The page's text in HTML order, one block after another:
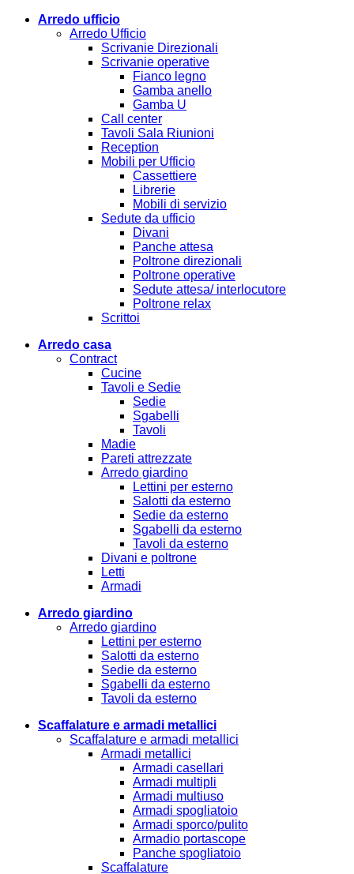
Arredo ufficio
Arredo Ufficio
Scrivanie Direzionali
Scrivanie operative
Fianco legno
Gamba anello
Gamba U
Call center
Tavoli Sala Riunioni
Reception
Mobili per Ufficio
Cassettiere
Librerie
Mobili di servizio
Sedute da ufficio
Divani
Panche attesa
Poltrone direzionali
Poltrone operative
Sedute attesa/ interlocutore
Poltrone relax
Scrittoi
Arredo casa
Contract
Cucine
Tavoli e Sedie
Sedie
Sgabelli
Tavoli
Madie
Pareti attrezzate
Arredo giardino
Lettini per esterno
Salotti da esterno
Sedie da esterno
Sgabelli da esterno
Tavoli da esterno
Divani e poltrone
Letti
Armadi
Arredo giardino
Arredo giardino
Lettini per esterno
Salotti da esterno
Sedie da esterno
Sgabelli da esterno
Tavoli da esterno
Scaffalature e armadi metallici
Scaffalature e armadi metallici
Armadi metallici
Armadi casellari
Armadi multipli
Armadi multiuso
Armadi spogliatoio
Armadi sporco/pulito
Armadio portascope
Panche spogliatoio
Scaffalature